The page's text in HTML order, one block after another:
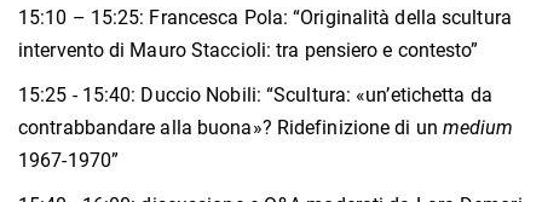
15:10 – 15:25: Francesca Pola: “Originalità della scultura
intervento di Mauro Staccioli: tra pensiero e contesto”
15:25 - 15:40: Duccio Nobili: “Scultura: «un’etichetta da
contrabbandare alla buona»? Ridefinizione di un medium
1967-1970”